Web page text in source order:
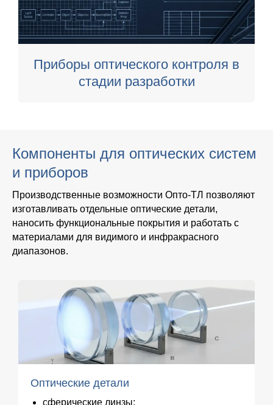
Приборы оптического контроля в
стадии разработки
Компоненты для оптических систем
и приборов
Производственные возможности Опто-ТЛ позволяют
изготавливать отдельные оптические детали,
наносить функциональные покрытия и работать с
материалами для видимого и инфракрасного
диапазонов.
Оптические детали
сферические линзы;